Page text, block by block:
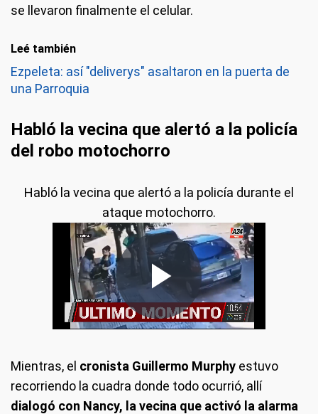
se llevaron finalmente el celular.
Leé también
Ezpeleta: así "deliverys" asaltaron en la puerta de
una Parroquia
Habló la vecina que alertó a la policía
del robo motochorro
Habló la vecina que alertó a la policía durante el
ataque motochorro.
Mientras, el cronista Guillermo Murphy estuvo
recorriendo la cuadra donde todo ocurrió, allí
dialogó con Nancy, la vecina que activó la alarma